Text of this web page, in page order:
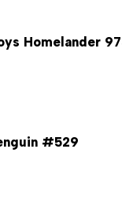
Homelander
#529